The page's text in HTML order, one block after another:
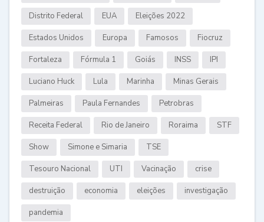
Distrito Federal EUA Eleições 2022
Estados Unidos Europa Famosos Fiocruz
Fortaleza Fórmula 1 Goiás INSS IPI
Luciano Huck Lula Marinha Minas Gerais
Palmeiras Paula Fernandes Petrobras
Receita Federal Rio de Janeiro Roraima STF
Show Simone e Simaria TSE
Tesouro Nacional UTI Vacinação crise
destruição economia eleições investigação
pandemia